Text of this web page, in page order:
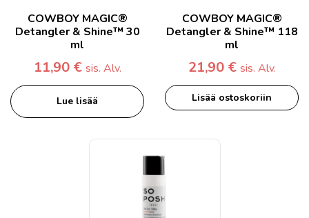
COWBOY MAGIC®
Detangler & Shine™ 30
ml
11,90 € sis. Alv.
Lue lisää
COWBOY MAGIC®
Detangler & Shine™ 118
ml
21,90 € sis. Alv.
Lisää ostoskoriin